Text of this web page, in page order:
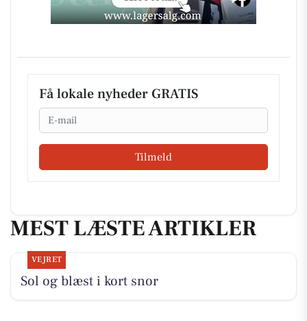
Få lokale nyheder GRATIS
Email
Tilmeld
MEST LÆSTE ARTIKLER
VEJRET
Sol og blæst i kort snor